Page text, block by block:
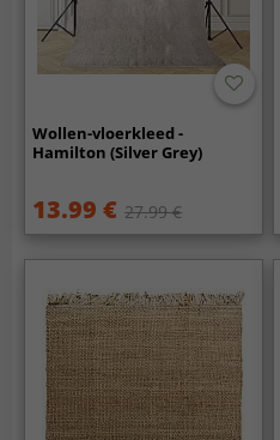
Wollen-vloerkleed -
Hamilton (Silver Grey)
13.99 € 27.99 €